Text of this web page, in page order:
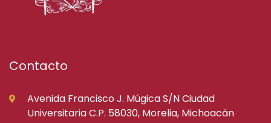
Contacto
Avenida Francisco J. Múgica S/N Ciudad
Universitaria C.P. 58030, Morelia, Michoacán